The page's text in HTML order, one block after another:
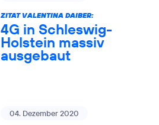
ZITAT VALENTINA DAIBER:
4G in Schleswig-
Holstein massiv
ausgebaut
04. Dezember 2020